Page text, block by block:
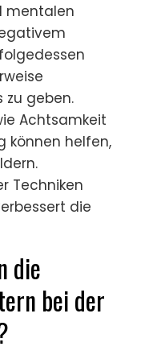
mentalen
zu geben.
Achtsamkeit
können helfen,
Techniken
die
die
bei der